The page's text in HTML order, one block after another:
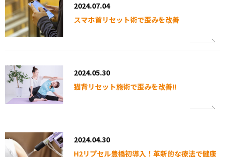
2024.07.04
スマホ首リセット術で歪みを改善
2024.05.30
猫背リセット施術で歪みを改善!!
2024.04.30
H2リプセル豊橋初導入！革新的な療法で健康